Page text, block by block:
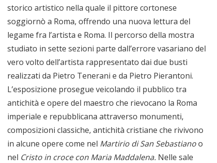
storico artistico nella quale il pittore cortonese
soggiornò a Roma, offrendo una nuova lettura del
legame fra l’artista e Roma. Il percorso della mostra
studiato in sette sezioni parte dall’errore vasariano del
vero volto dell’artista rappresentato dai due busti
realizzati da Pietro Tenerani e da Pietro Pierantoni.
L’esposizione prosegue veicolando il pubblico tra
antichità e opere del maestro che rievocano la Roma
imperiale e repubblicana attraverso monumenti,
composizioni classiche, antichità cristiane che rivivono
in alcune opere come nel Martirio di San Sebastianoo
nel Cristo in croce con Maria Maddalena. Nelle sale